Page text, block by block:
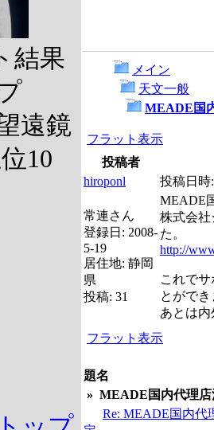
結果
遠鏡
10
メイン
天文一般
MEADE国
フラット表示
投稿者
hiroponl
投稿日
常連さん
登録日: 2008-
5-19
居住地: 静岡
県
投稿: 31
MEADE
株式会
た。
http://
これで
とがで
あとは
フラット表示
題名
» MEADE国内代理店
Re: MEADE国内代